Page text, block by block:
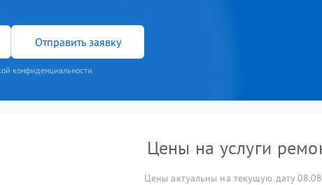
Отправить заявку
конфиденциальности
Цены на услуги
Цены актуальны на текущую дату